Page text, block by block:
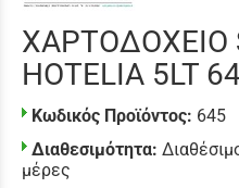
ΧΑΡΤΟΔΟΧΕΙΟ
HOTELIA 5LT
Κωδικός Προϊόντος: 645
Διαθεσιμότητα:
μέρες